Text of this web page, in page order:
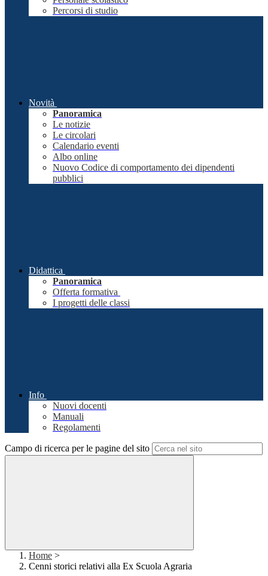
Percorsi di studio
Novità
Panoramica
Le notizie
Le circolari
Calendario eventi
Albo online
Nuovo Codice di comportamento dei dipendenti
pubblici
Didattica
Panoramica
Offerta formativa
I progetti delle classi
Info
Nuovi docenti
Manuali
Regolamenti
Campo di ricerca per le pagine del sito
Home >
Cenni storici relativi alla Ex Scuola Agraria